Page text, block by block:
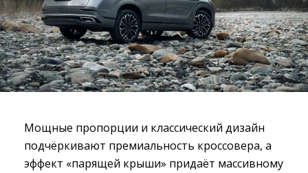
Мощные пропорции и классический дизайн
подчёркивают премиальность кроссовера, а
эффект «парящей крыши» придаёт массивному